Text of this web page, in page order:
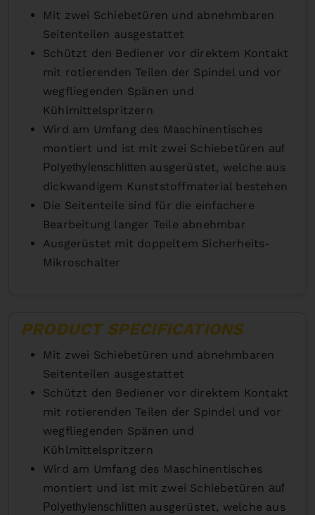
Mit zwei Schiebetüren und abnehmbaren
Seitenteilen ausgestattet
Schützt den Bediener vor direktem Kontakt
mit rotierenden Teilen der Spindel und vor
wegfliegenden Spänen und
Kühlmittelspritzern
Wird am Umfang des Maschinentisches
montiert und ist mit zwei Schiebetüren auf
Polyethylenschlitten ausgerüstet, welche aus
dickwandigem Kunststoffmaterial bestehen
Die Seitenteile sind für die einfachere
Bearbeitung langer Teile abnehmbar
Ausgerüstet mit doppeltem Sicherheits-
Mikroschalter
PRODUCT SPECIFICATIONS
Mit zwei Schiebetüren und abnehmbaren
Seitenteilen ausgestattet
Schützt den Bediener vor direktem Kontakt
mit rotierenden Teilen der Spindel und vor
wegfliegenden Spänen und
Kühlmittelspritzern
Wird am Umfang des Maschinentisches
montiert und ist mit zwei Schiebetüren auf
Polyethylenschlitten ausgerüstet, welche aus